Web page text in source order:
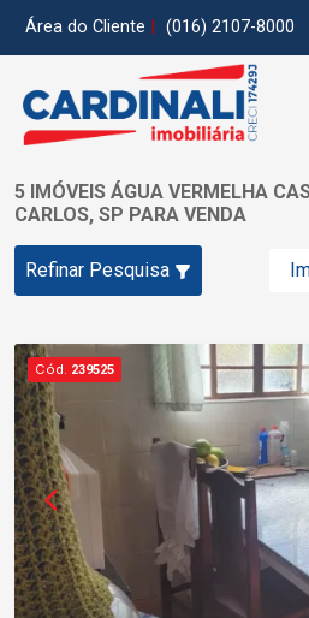
Área do Cliente (016) 2107-8000
5 IMÓVEIS ÁGUA VERMELHA
CARLOS, SP PARA VENDA
Refinar Pesquisa
Cód. 239525